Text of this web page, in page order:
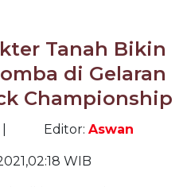
Tanah Bikin
di Gelaran
Championship
Editor:Aswan
WIB